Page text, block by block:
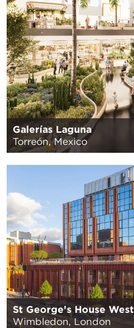
Galerías Laguna
Torreón, Mexico
St George’s House West
Wimbledon, London